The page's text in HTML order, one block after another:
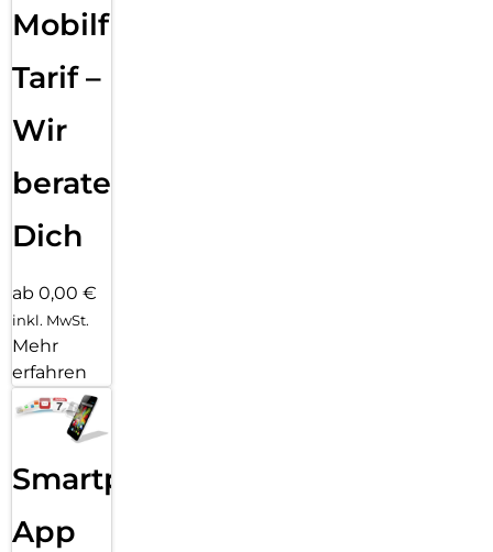
Widerstandsfähigkeit nach Militärstandard bieten die
perfekte Kombinationaus Style und Schutz. Erlebe zudem
Geschwindigkeiten. Schärfe deine Perspektive mit dem
Das neue moto g87 bietet dir unsere bisher beste moto g-
kannst du bei allen Lichtverhältnissenultrascharfe Bilder
Zoll großen Extreme-AMOLED-Display.
Mobilfunk
Tarif –
Wir
beraten
Dich
ab 0,00 €
inkl. MwSt.
Mehr
erfahren
Smartphone
App